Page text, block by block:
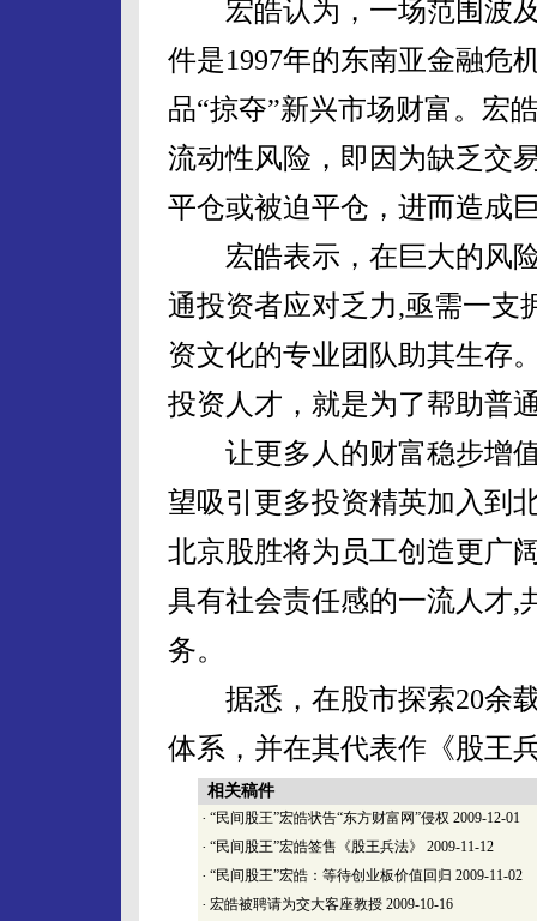
宏皓认为，一场范围波及
件是1997年的东南亚金融危
品“掠夺”新兴市场财富。宏
流动性风险，即因为缺乏交
平仓或被迫平仓，进而造成
宏皓表示，在巨大的风险
通投资者应对乏力,亟需一支
资文化的专业团队助其生存
投资人才，就是为了帮助普
让更多人的财富稳步增值
望吸引更多投资精英加入到
北京股胜将为员工创造更广
具有社会责任感的一流人才,
务。
据悉，在股市探索20余载
体系，并在其代表作《股王
相关稿件
· “民间股王”宏皓状告“东方财富网”侵权 2009-12-01
· “民间股王”宏皓签售《股王兵法》 2009-11-12
· “民间股王”宏皓：等待创业板价值回归 2009-11-02
· 宏皓被聘请为交大客座教授 2009-10-16